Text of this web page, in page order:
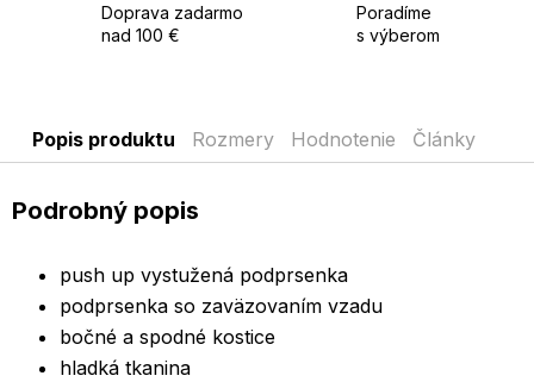
Doprava zadarmo
nad 100 €
Poradíme
s výberom
Popis produktu Rozmery Hodnotenie Články
Podrobný popis
push up vystužená podprsenka
podprsenka so zaväzovaním vzadu
bočné a spodné kostice
hladká tkanina